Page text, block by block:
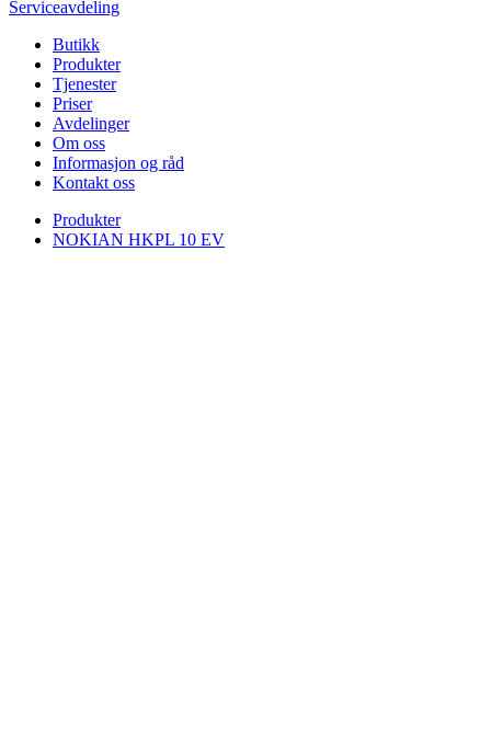
Serviceavdeling
Butikk
Produkter
Tjenester
Priser
Avdelinger
Om oss
Informasjon og råd
Kontakt oss
Produkter
NOKIAN HKPL 10 EV